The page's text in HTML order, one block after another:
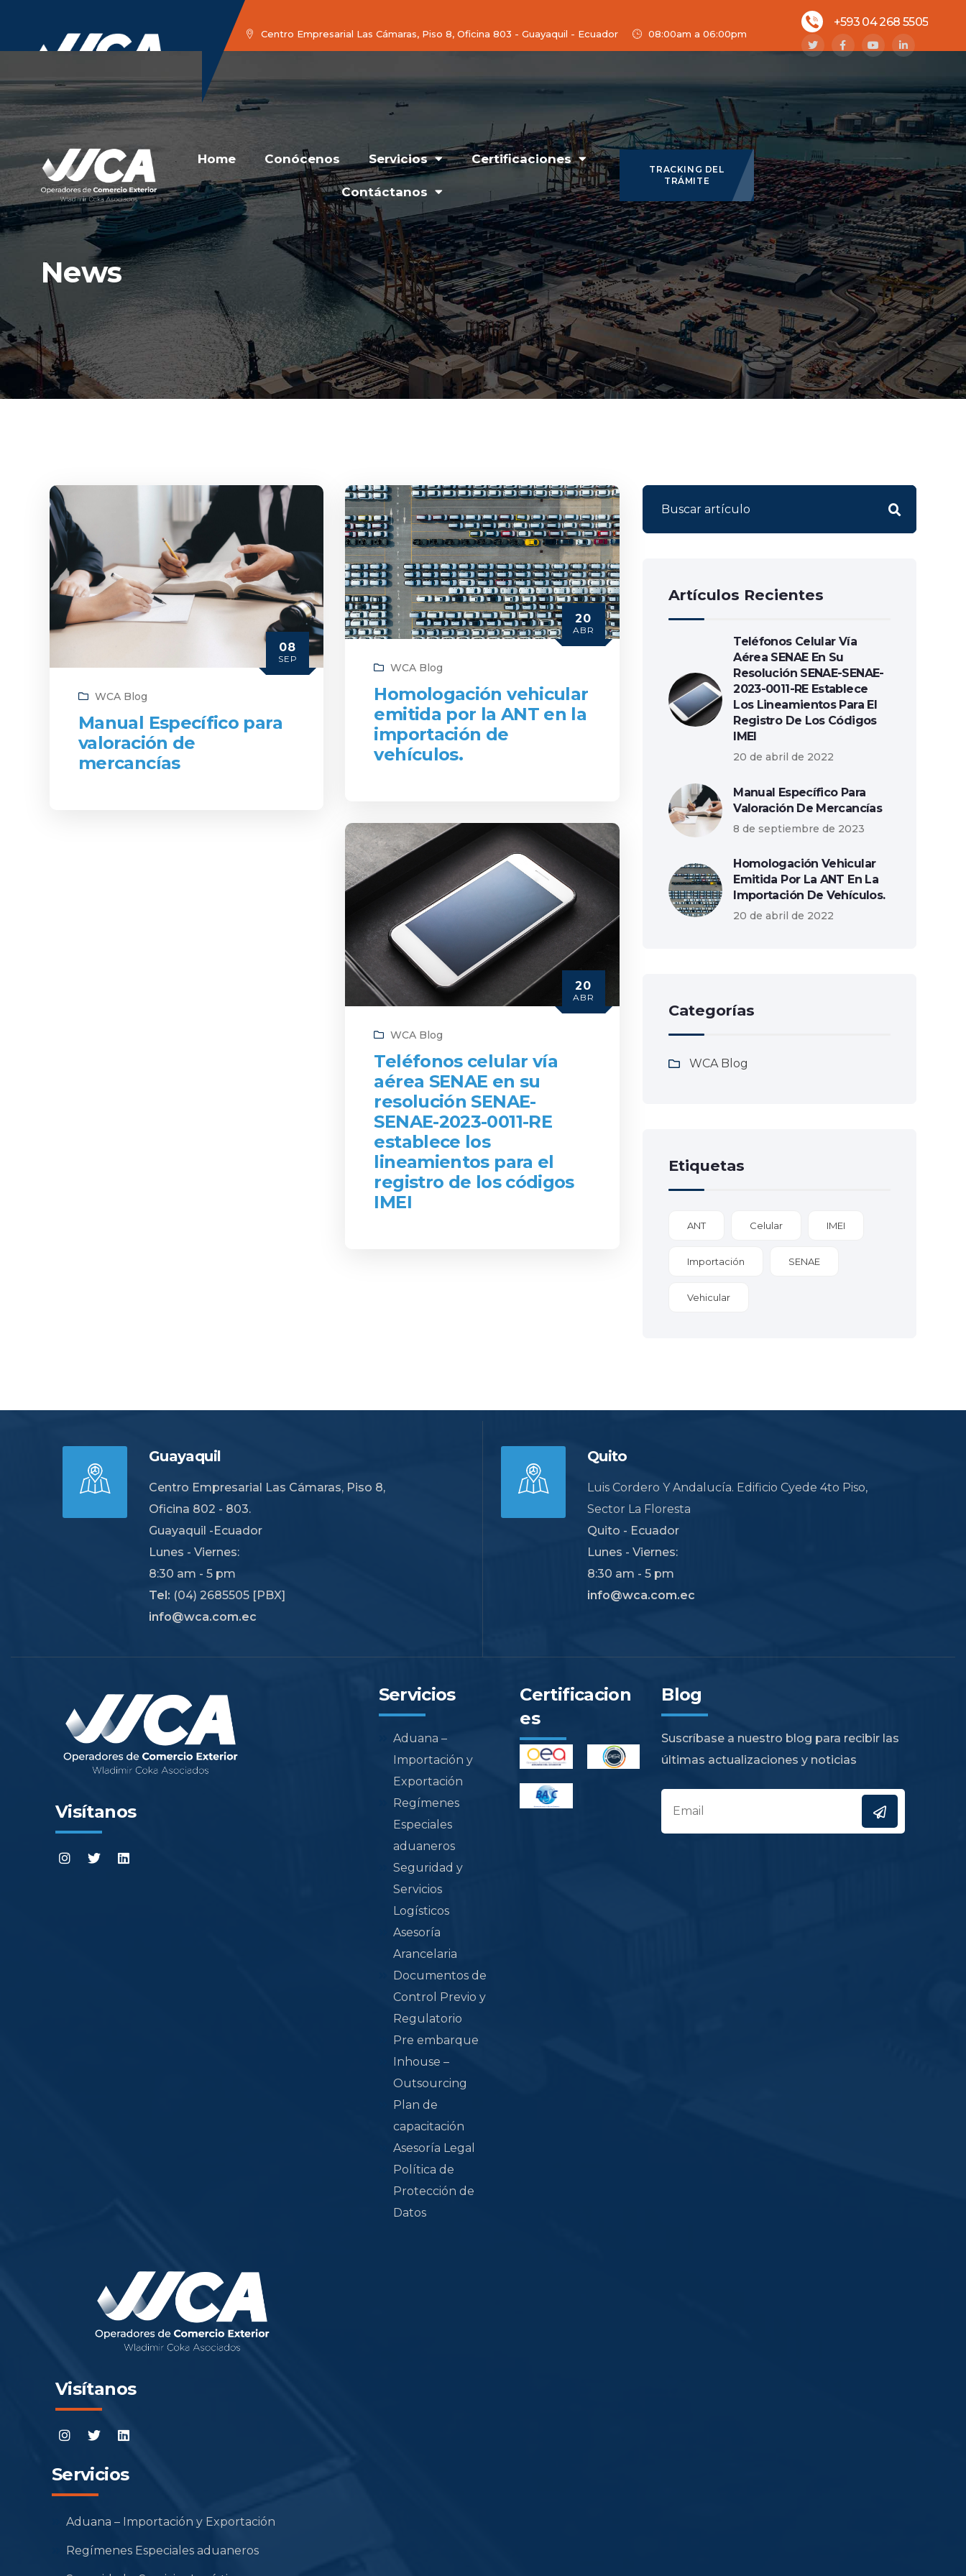
Centro Empresarial Las Cámaras, Piso 8, Oficina 803 - Guayaquil - Ecuador 08:00am a 06:00pm
+593 04 268 5505
Home Certificaciones
SOLICITA
ASESORÍA
Home Conócenos Servicios Certificaciones
Contáctanos
TRACKING DEL
TRÁMITE
News
08
SEP
WCA Blog
Manual Específico para
valoración de
mercancías
20
ABR
WCA Blog
Homologación vehicular
emitida por la ANT en la
importación de
vehículos.
20
ABR
WCA Blog
Teléfonos celular vía
aérea SENAE en su
resolución SENAE-
SENAE-2023-0011-RE
establece los
lineamientos para el
registro de los códigos
IMEI
Artículos Recientes
Teléfonos Celular Vía
Aérea SENAE En Su
Resolución SENAE-SENAE-
2023-0011-RE Establece
Los Lineamientos Para El
Registro De Los Códigos
IMEI
20 de abril de 2022
Manual Específico Para
Valoración De Mercancías
8 de septiembre de 2023
Homologación Vehicular
Emitida Por La ANT En La
Importación De Vehículos.
20 de abril de 2022
Categorías
WCA Blog
Etiquetas
ANT Celular IMEI
Importación SENAE
Vehicular
Guayaquil
Centro Empresarial Las Cámaras, Piso 8,
Oficina 802 - 803.
Guayaquil -Ecuador
Lunes - Viernes:
8:30 am - 5 pm
Tel: (04) 2685505 [PBX]
info@wca.com.ec
Quito
Luis Cordero Y Andalucía. Edificio Cyede 4to Piso,
Sector La Floresta
Quito - Ecuador
Lunes - Viernes:
8:30 am - 5 pm
info@wca.com.ec
Visítanos
Servicios
Aduana –
Importación y
Exportación
Regímenes
Especiales
aduaneros
Seguridad y
Servicios
Logísticos
Asesoría
Arancelaria
Documentos de
Control Previo y
Regulatorio
Pre embarque
Inhouse –
Outsourcing
Plan de
capacitación
Asesoría Legal
Política de
Protección de
Datos
Certificacion
es
Blog
Suscríbase a nuestro blog para recibir las
últimas actualizaciones y noticias
Visítanos
Servicios
Aduana – Importación y Exportación
Regímenes Especiales aduaneros